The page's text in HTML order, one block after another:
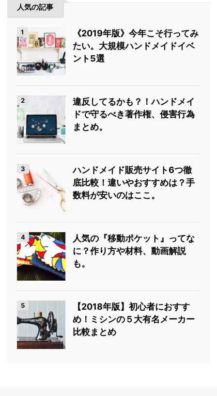
人気の記事
1
《2019年版》今年こそ行ってみ
たい。大規模ハンドメイドイベ
ント5選
2
違反してるかも？！ハンドメイ
ドで守るべき著作権、侵害行為
まとめ。
3
ハンドメイド販売サイト6つ徹
底比較！違いやおすすめは？手
数料が安いのはここ。
4
人気の『移動ポケット』ってな
に？作り方や材料、動画解説
も。
5
【2018年版】初心者におすす
め！ミシンの５大有名メーカー
比較まとめ